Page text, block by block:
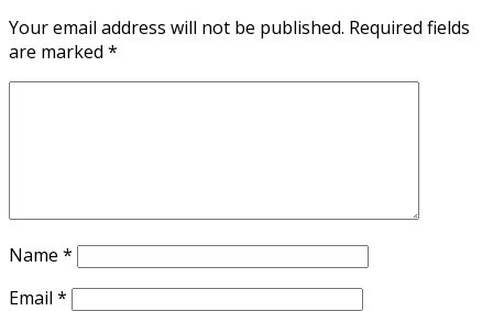
Your email address will not be published. Required fields
are marked *
Name *
Email *